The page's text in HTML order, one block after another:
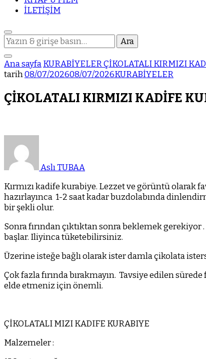
İLETİŞİM
Bir
şey
mi
arıyorsunuz?
Ana sayfaKURABİYELERÇİKOLATALI KIRMIZI
tarih08/07/202608/07/2026KURABİYELER
ÇİKOLATALI KIRMIZI KADİFE
Aslı TUBAA
Kırmızı kadife kurabiye. Lezzet ve görüntü
hazırlayınca 1-2 saat kadar buzdolabında
bir şekli olur.
Sonra fırından çıktıktan sonra beklemek
başlar. Iliyinca tüketebilirsiniz.
Üzerine isteğe bağlı olarak ister damla çikolata
Çok fazla fırında bırakmayın. Tavsiye edilen sürede
elde etmeniz için önemli.
ÇİKOLATALI MIZI KADIFE KURABIYE
Malzemeler :